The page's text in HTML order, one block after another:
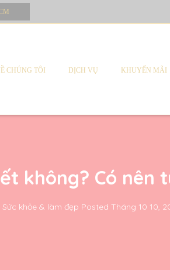
CHÚNG TÔI DỊCH VỤ KHUYẾN MÃI
không? Có nên
Sức khỏe & làm đẹp Posted Tháng 10 10,